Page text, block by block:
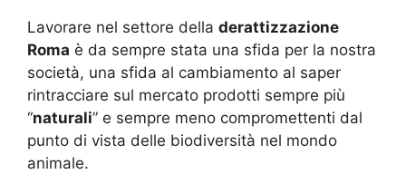
Lavorare nel settore della derattizzazione
Roma è da sempre stata una sfida per la nostra
società, una sfida al cambiamento al saper
rintracciare sul mercato prodotti sempre più
“naturali” e sempre meno compromettenti dal
punto di vista delle biodiversità nel mondo
animale.